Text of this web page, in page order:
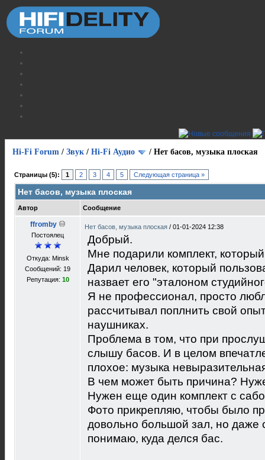
Hi-Fi Forum / Звук / Hi-Fi Аудио / Нет басов, музыка плоская
Страницы (5): 1 2 3 4 5 Следующая страница »
Нет басов, музыка плоская
Автор Сообщение
ffromby
Постоялец
Откуда: Minsk
Сообщений: 19
Репутация: 10
Нет басов, музыка плоская / 01-01-2024 12:38
Добрый.
Мне подарили комплект,
Дарил человек, который
назвает его "эталоном
Я не профессионал, просто
рассчитывал поплнить свой
наушниках.
Проблема в том, что при
слышу басов. И в целом
плохое: музыка
В чем может быть причина?
Нужен еще один комплект с
Фото прикрепляю, чтобы было
довольно большой зал, но даже
понимаю, куда делся бас.